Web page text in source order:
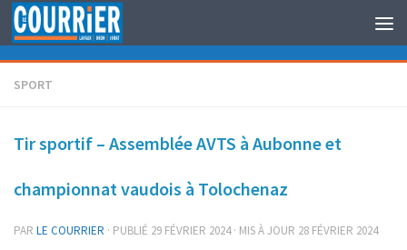
Au dessous du contenu
SPORT
Tir sportif – Assemblée AVTS à Aubonne et
championnat vaudois à Tolochenaz
PAR LE COURRIER · PUBLIÉ 29 FÉVRIER 2024· MIS À JOUR 28 FÉVRIER 2024